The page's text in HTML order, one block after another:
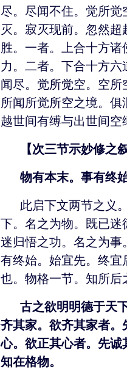
尽。尽闻不住。觉所
灭。寂灭现前。忽然
胜。一者。上合十方
力。二者。下合十方
闻尽。觉所觉空。空
所闻所觉所空之境。
越世间有缚与出世间
【次三节示妙修之
物有本末。事有终
此启下文两节之义
下。名之为物。既已
迷归悟之功。名之为
有终始。始宜先。终
也。物格一节。知所后
古之欲明明德于天
齐其家。欲齐其家者
心。欲正其心者。先
知在格物。